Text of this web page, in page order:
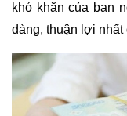
khó khăn của bạn
dàng, thuận lợi